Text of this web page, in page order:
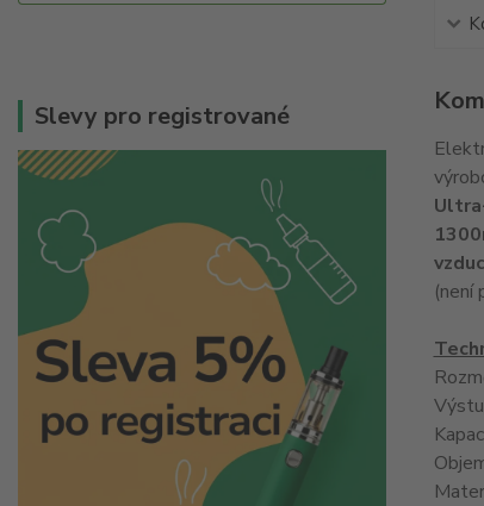
Slevy pro registrované
(není